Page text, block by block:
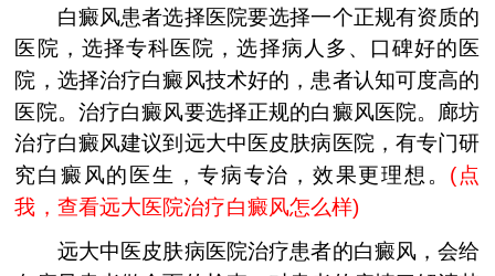
白癜风患者选择医院要选择一个正规有资质的
医院，选择专科医院，选择病人多、口碑好的医
院，选择治疗白癜风技术好的，患者认知可度高的
医院。治疗白癜风要选择正规的白癜风医院。廊坊
治疗白癜风建议到远大中医皮肤病医院，有专门研
究白癜风的医生，专病专治，效果更理想。 (点
我，查看远大医院治疗白癜风怎么样)
远大中医皮肤病医院治疗患者的白癜风，会给